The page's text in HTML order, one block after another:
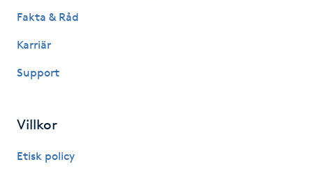
IPL hårborttagning
IR-massage
K18
Fakta & Råd
Karriär
Support
Villkor
Etisk policy